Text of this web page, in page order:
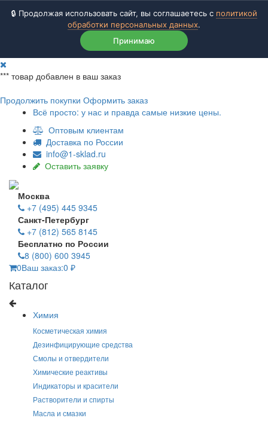
🔒 Продолжая использовать сайт, вы соглашаетесь с политикой
обработки персональных данных.
Принимаю
*** товар добавлен в ваш заказ
Продолжить покупки Оформить заказ
Всё просто: у нас и правда самые низкие цены.
Оптовым клиентам
Доставка по России
info@1-sklad.ru
Оставить заявку
Москва
+7 (495) 445 9345
Санкт-Петербург
+7 (812) 565 8145
Бесплатно по России
8 (800) 600 3945
0Ваш заказ:0 ₽
Каталог
Химия
Косметическая химия
Дезинфицирующие средства
Смолы и отвердители
Химические реактивы
Индикаторы и красители
Растворители и спирты
Масла и смазки